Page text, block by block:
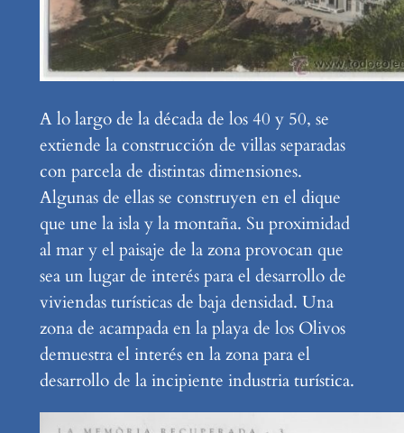
A lo largo de la década de los 40 y 50, se
extiende la construcción de villas separadas
con parcela de distintas dimensiones.
Algunas de ellas se construyen en el dique
que une la isla y la montaña. Su proximidad
al mar y el paisaje de la zona provocan que
sea un lugar de interés para el desarrollo de
viviendas turísticas de baja densidad. Una
zona de acampada en la playa de los Olivos
demuestra el interés en la zona para el
desarrollo de la incipiente industria turística.